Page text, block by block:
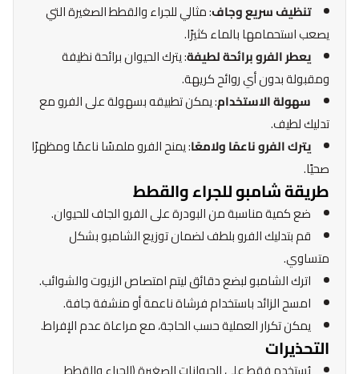
تنظيف سريع وجاف: مثالي للجراء والقطط الصغيرة التي
يصعب استحمامها بالماء كثيرًا.
يعطر الفرو برائحة لطيفة: يترك الحيوان برائحة نظيفة
ومقبولة بدون أي روائح كريهة.
سهولة الاستخدام: يمكن تطبيقه بسهولة على الفرو مع
تدليك لطيف.
يترك الفرو ناعمًا ولامعًا: يمنح الفرو ملمسًا ناعمًا ومظهرًا
صحيًا.
طريقة شامبو للجراء والقطط
ضع كمية مناسبة من البودرة على الفرو الجاف للحيوان.
قم بتدليك الفرو بلطف لضمان توزيع الشامبو بشكل
متساوي.
اترك الشامبو لبضع دقائق ليتم امتصاص الزيوت والشوائب.
امسح الزائد باستخدام فرشاة ناعمة أو منشفة جافة.
يمكن تكرار العملية حسب الحاجة، مع مراعاة عدم الإفراط.
التحذيرات